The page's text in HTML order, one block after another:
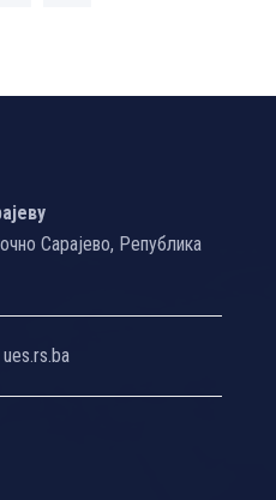
Сарајево, Република